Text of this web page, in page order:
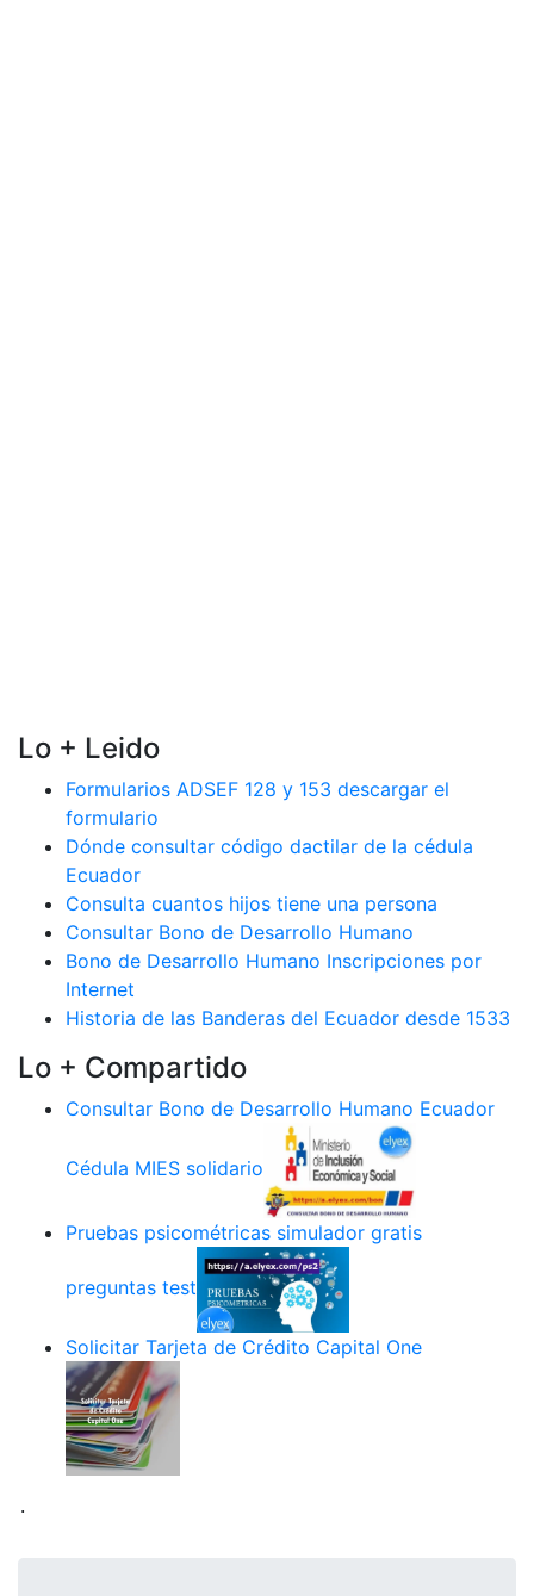
Lo + Leido
Formularios ADSEF 128 y 153 descargar el
formulario
Dónde consultar código dactilar de la cédula
Ecuador
Consulta cuantos hijos tiene una persona
Consultar Bono de Desarrollo Humano
Bono de Desarrollo Humano Inscripciones por
Internet
Historia de las Banderas del Ecuador desde 1533
Lo + Compartido
Consultar Bono de Desarrollo Humano Ecuador
Cédula MIES solidario
Pruebas psicométricas simulador gratis
preguntas test
Solicitar Tarjeta de Crédito Capital One
.